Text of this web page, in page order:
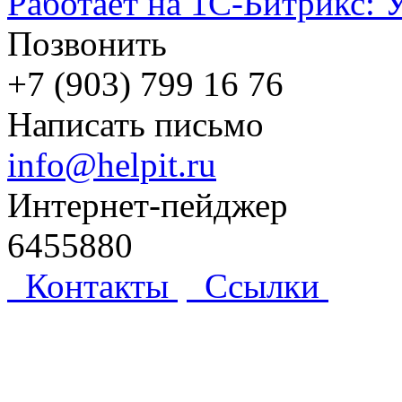
Позвонить
+7 (903) 799 16 76
Написать письмо
info@helpit.ru
Интернет-пейджер
6455880
Контакты
Ссылки